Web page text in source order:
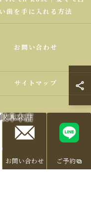
お問い合わせ ご予約
い歯を手に入れる方法
お問い合わせ
サイトマップ
岐阜本店 ALL RIGHTS